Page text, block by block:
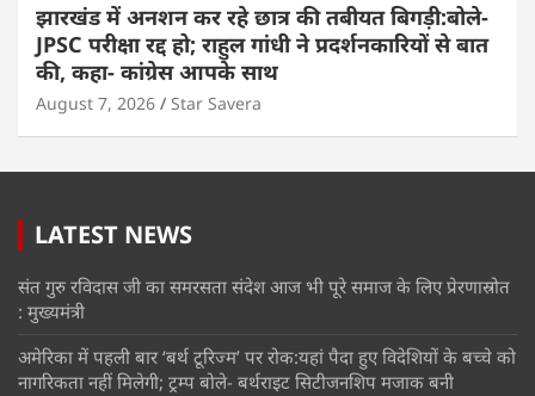
झारखंड में अनशन कर रहे छात्र की तबीयत बिगड़ी:बोले-
JPSC परीक्षा रद्द हो; राहुल गांधी ने प्रदर्शनकारियों से बात
की, कहा- कांग्रेस आपके साथ
August 7, 2026 Star Savera
LATEST NEWS
संत गुरु रविदास जी का समरसता संदेश आज भी पूरे समाज के लिए प्रेरणास्रोत
: मुख्यमंत्री
अमेरिका में पहली बार ‘बर्थ टूरिज्म’ पर रोक:यहां पैदा हुए विदेशियों के बच्चे को
नागरिकता नहीं मिलेगी; ट्रम्प बोले- बर्थराइट सिटीजनशिप मजाक बनी